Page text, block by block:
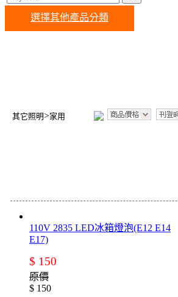
選擇其他產品分類
其它照明>家用
110V 2835 LED冰箱燈泡(E12 E14
E17)
$ 150
原價
$ 150